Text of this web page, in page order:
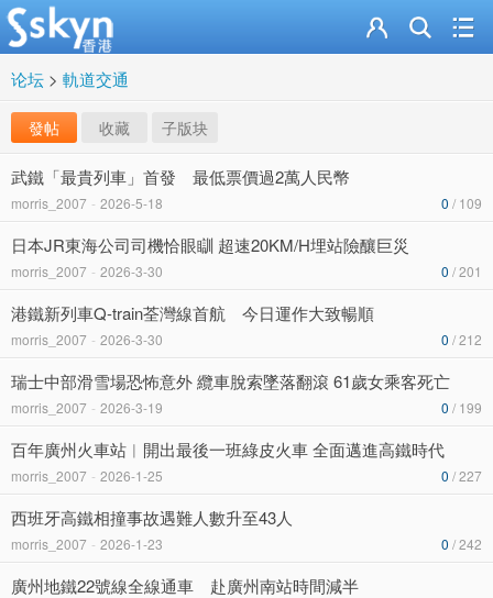
论坛 > 軌道交通
發帖 收藏 子版块
武鐵「最貴列車」首發 最低票價過2萬人民幣
morris_2007 - 2026-5-18 0 / 109
日本JR東海公司司機恰眼瞓 超速20KM/H埋站險釀巨災
morris_2007 - 2026-3-30 0 / 201
港鐵新列車Q-train荃灣線首航 今日運作大致暢順
morris_2007 - 2026-3-30 0 / 212
瑞士中部滑雪場恐怖意外 纜車脫索墜落翻滾 61歲女乘客死亡
morris_2007 - 2026-3-19 0 / 199
百年廣州火車站︱開出最後一班綠皮火車 全面邁進高鐵時代
morris_2007 - 2026-1-25 0 / 227
西班牙高鐵相撞事故遇難人數升至43人
morris_2007 - 2026-1-23 0 / 242
廣州地鐵22號線全線通車 赴廣州南站時間減半